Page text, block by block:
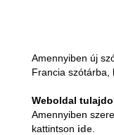
Amennyiben új
Francia szótárba,
Weboldal
Amennyiben
kattintson ide.